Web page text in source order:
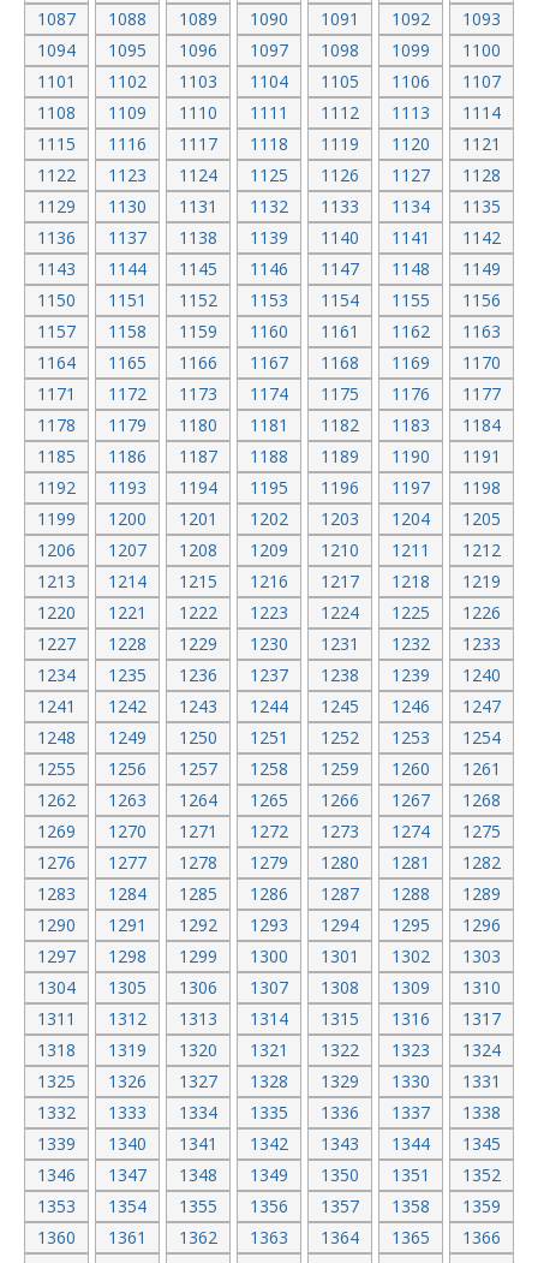
1087
1088 1089 1090 1091 1092
1093
1094
1095 1096 1097 1098 1099
1100
1101
1102 1103 1104 1105 1106
1107
1108
1109 1110 1111 1112 1113
1114
1115
1116 1117 1118 1119 1120
1121
1122
1123 1124 1125 1126 1127
1128
1129
1130 1131 1132 1133 1134
1135
1136
1137 1138 1139 1140 1141
1142
1143
1144 1145 1146 1147 1148
1149
1150
1151 1152 1153 1154 1155
1156
1157
1158 1159 1160 1161 1162
1163
1164
1165 1166 1167 1168 1169
1170
1171
1172 1173 1174 1175 1176
1177
1178
1179 1180 1181 1182 1183
1184
1185
1186 1187 1188 1189 1190
1191
1192
1193 1194 1195 1196 1197
1198
1199
1200 1201 1202 1203 1204
1205
1206
1207 1208 1209 1210 1211
1212
1213
1214 1215 1216 1217 1218
1219
1220
1221 1222 1223 1224 1225
1226
1227
1228 1229 1230 1231 1232
1233
1234
1235 1236 1237 1238 1239
1240
1241
1242 1243 1244 1245 1246
1247
1248
1249 1250 1251 1252 1253
1254
1255
1256 1257 1258 1259 1260
1261
1262
1263 1264 1265 1266 1267
1268
1269
1270 1271 1272 1273 1274
1275
1276
1277 1278 1279 1280 1281
1282
1283
1284 1285 1286 1287 1288
1289
1290
1291 1292 1293 1294 1295
1296
1297
1298 1299 1300 1301 1302
1303
1304
1305 1306 1307 1308 1309
1310
1311
1312 1313 1314 1315 1316
1317
1318
1319 1320 1321 1322 1323
1324
1325
1326 1327 1328 1329 1330
1331
1332
1333 1334 1335 1336 1337
1338
1339
1340 1341 1342 1343 1344
1345
1346
1347 1348 1349 1350 1351
1352
1353
1354 1355 1356 1357 1358
1359
1360
1361 1362 1363 1364 1365
1366